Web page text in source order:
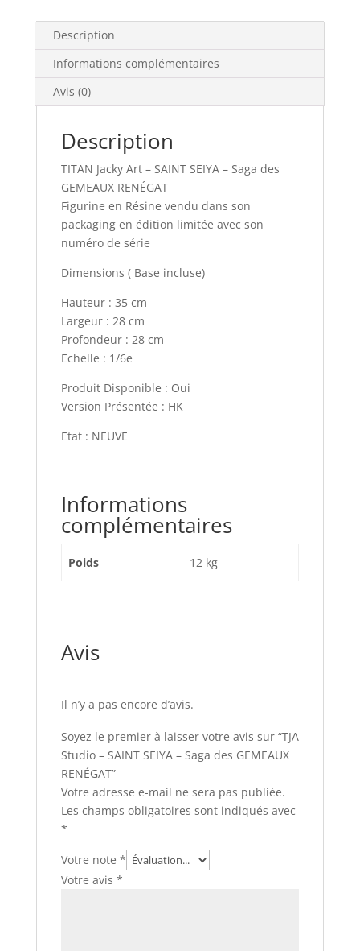
Description
Informations complémentaires
Avis (0)
Description
TITAN Jacky Art – SAINT SEIYA – Saga des
GEMEAUX RENÉGAT
Figurine en Résine vendu dans son
packaging en édition limitée avec son
numéro de série
Dimensions ( Base incluse)
Hauteur : 35 cm
Largeur : 28 cm
Profondeur : 28 cm
Echelle : 1/6e
Produit Disponible : Oui
Version Présentée : HK
Etat : NEUVE
Informations
complémentaires
Poids 12 kg
Avis
Il n’y a pas encore d’avis.
Soyez le premier à laisser votre avis sur “TJA
Studio – SAINT SEIYA – Saga des GEMEAUX
RENÉGAT”
Votre adresse e-mail ne sera pas publiée.
Les champs obligatoires sont indiqués avec
*
Votre note *
Votre avis *